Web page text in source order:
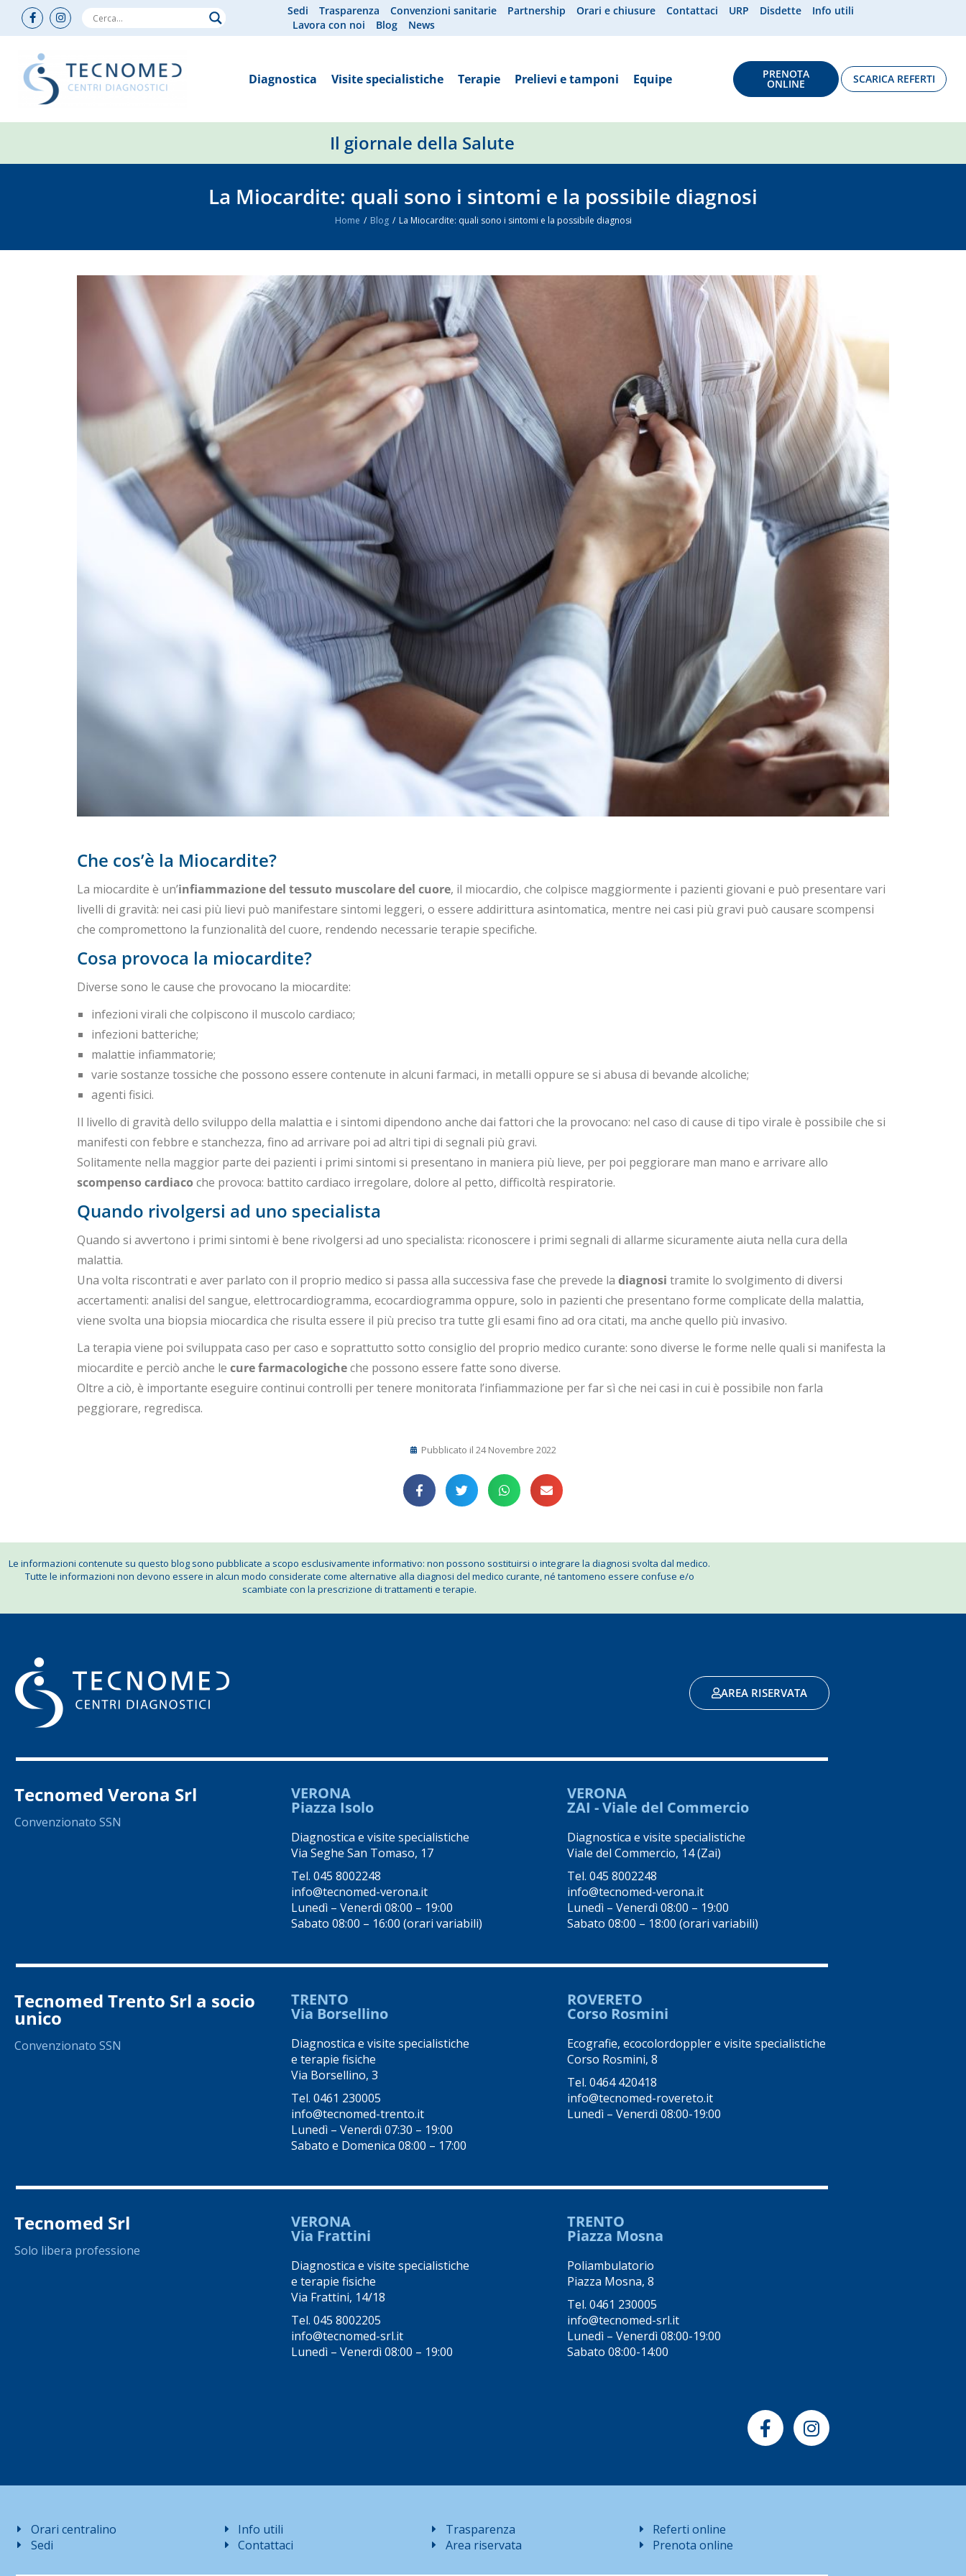
Sedi Trasparenza Convenzioni sanitarie Partnership Orari e chiusure Contattaci URP Disdette
Info utili
Lavora con noi
Blog News
Diagnostica Visite specialistiche Terapie Prelievi e tamponi Equipe PRENOTA
ONLINE SCARICA REFERTI
Il giornale della Salute
La Miocardite: quali sono i sintomi e la possibile diagnosi
Home Blog La Miocardite: quali sono i sintomi e la possibile diagnosi
Che cos’è la Miocardite?
La miocardite è un’infiammazione del tessuto muscolare del cuore, il miocardio, che colpisce maggiormente i pazienti giovani e può presentare vari
livelli di gravità: nei casi più lievi può manifestare sintomi leggeri, o essere addirittura asintomatica, mentre nei casi più gravi può causare scompensi
che compromettono la funzionalità del cuore, rendendo necessarie terapie specifiche.
Cosa provoca la miocardite?
Diverse sono le cause che provocano la miocardite:
infezioni virali che colpiscono il muscolo cardiaco;
infezioni batteriche;
malattie infiammatorie;
varie sostanze tossiche che possono essere contenute in alcuni farmaci, in metalli oppure se si abusa di bevande alcoliche;
agenti fisici.
Il livello di gravità dello sviluppo della malattia e i sintomi dipendono anche dai fattori che la provocano: nel caso di cause di tipo virale è possibile che si
manifesti con febbre e stanchezza, fino ad arrivare poi ad altri tipi di segnali più gravi.
Solitamente nella maggior parte dei pazienti i primi sintomi si presentano in maniera più lieve, per poi peggiorare man mano e arrivare allo
scompenso cardiaco che provoca: battito cardiaco irregolare, dolore al petto, difficoltà respiratorie.
Quando rivolgersi ad uno specialista
Quando si avvertono i primi sintomi è bene rivolgersi ad uno specialista: riconoscere i primi segnali di allarme sicuramente aiuta nella cura della
malattia.
Una volta riscontrati e aver parlato con il proprio medico si passa alla successiva fase che prevede la diagnosi tramite lo svolgimento di diversi
accertamenti: analisi del sangue, elettrocardiogramma, ecocardiogramma oppure, solo in pazienti che presentano forme complicate della malattia,
viene svolta una biopsia miocardica che risulta essere il più preciso tra tutte gli esami fino ad ora citati, ma anche quello più invasivo.
La terapia viene poi sviluppata caso per caso e soprattutto sotto consiglio del proprio medico curante: sono diverse le forme nelle quali si manifesta la
miocardite e perciò anche le cure farmacologicheche possono essere fatte sono diverse.
Oltre a ciò, è importante eseguire continui controlli per tenere monitorata l’infiammazione per far sì che nei casi in cui è possibile non farla
peggiorare, regredisca.
Pubblicato il 24 Novembre 2022
Le informazioni contenute su questo blog sono pubblicate a scopo esclusivamente informativo: non possono sostituirsi o integrare la diagnosi svolta dal medico.
Tutte le informazioni non devono essere in alcun modo considerate come alternative alla diagnosi del medico curante, né tantomeno essere confuse e/o
scambiate con la prescrizione di trattamenti e terapie.
AREA RISERVATA
Tecnomed Verona Srl
Convenzionato SSN
VERONA
Piazza Isolo
Diagnostica e visite specialistiche
Via Seghe San Tomaso, 17
Tel. 045 8002248
info@tecnomed-verona.it
Lunedì – Venerdì 08:00 – 19:00
Sabato 08:00 – 16:00 (orari variabili)
VERONA
ZAI - Viale del Commercio
Diagnostica e visite specialistiche
Viale del Commercio, 14 (Zai)
Tel.045 8002248
info@tecnomed-verona.it
Lunedì – Venerdì 08:00 – 19:00
Sabato 08:00 – 18:00 (orari variabili)
Tecnomed Trento Srl a socio
unico
Convenzionato SSN
TRENTO
Via Borsellino
Diagnostica e visite specialistiche
e terapie fisiche
Via Borsellino, 3
Tel. 0461 230005
info@tecnomed-trento.it
Lunedì – Venerdì 07:30 – 19:00
Sabato e Domenica 08:00 – 17:00
ROVERETO
Corso Rosmini
Ecografie, ecocolordoppler e visite specialistiche
Corso Rosmini, 8
Tel.0464 420418
info@tecnomed-rovereto.it
Lunedì – Venerdì 08:00-19:00
Tecnomed Srl
Solo libera professione
VERONA
Via Frattini
Diagnostica e visite specialistiche
e terapie fisiche
Via Frattini, 14/18
Tel. 045 8002205
info@tecnomed-srl.it
Lunedì – Venerdì 08:00 – 19:00
TRENTO
Piazza Mosna
Poliambulatorio
Piazza Mosna, 8
Tel.0461 230005
info@tecnomed-srl.it
Lunedì – Venerdì 08:00-19:00
Sabato 08:00-14:00
Orari centralino
Sedi
Info utili
Contattaci
Trasparenza
Area riservata
Referti online
Prenota online